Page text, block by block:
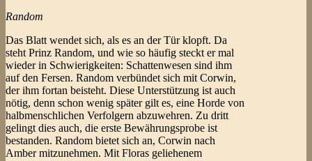
Random
Das Blatt wendet sich, als es an der Tür klopft. Da
steht Prinz Random, und wie so häufig steckt er mal
wieder in Schwierigkeiten: Schattenwesen sind ihm
auf den Fersen. Random verbündet sich mit Corwin,
der ihm fortan beisteht. Diese Unterstützung ist auch
nötig, denn schon wenig später gilt es, eine Horde von
halbmenschlichen Verfolgern abzuwehren. Zu dritt
gelingt dies auch, die erste Bewährungsprobe ist
bestanden. Random bietet sich an, Corwin nach
Amber mitzunehmen. Mit Floras geliehenem